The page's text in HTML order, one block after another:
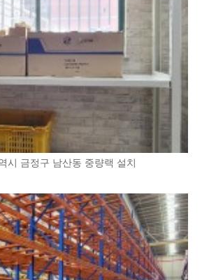
시 금정구 남산동 중량랙 설치